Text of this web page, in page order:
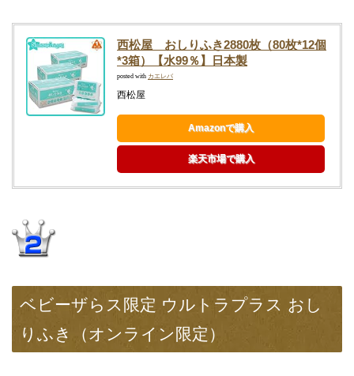
西松屋 おしりふき2880枚（80枚*12個
*3箱）【水99％】日本製
posted with カエレバ
西松屋
Amazonで購入
楽天市場で購入
ベビーザらス限定 ウルトラプラス おし
りふき（オンライン限定）